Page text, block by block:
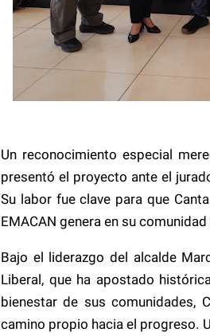
Un reconocimiento especial
presentó el proyecto ante el
Su labor fue clave para que
EMACAN genera en su
Bajo el liderazgo del alcalde
Liberal, que ha apostado
bienestar de sus comunidades,
camino propio hacia el progreso.